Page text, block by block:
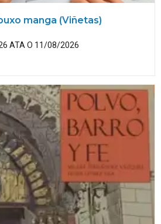
manga (Viñetas)
ATA O 11/08/2026